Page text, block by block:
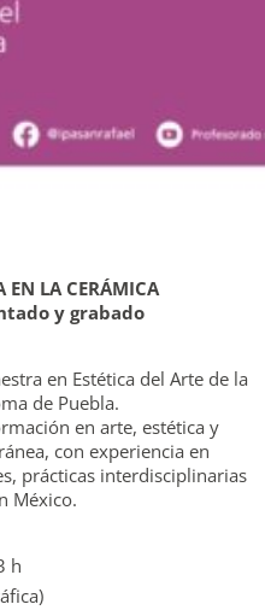
EN LA CERÁMICA
y grabado
en Estética del Arte de la
de Puebla.
en arte, estética y
con experiencia en
prácticas interdisciplinarias
México.
h